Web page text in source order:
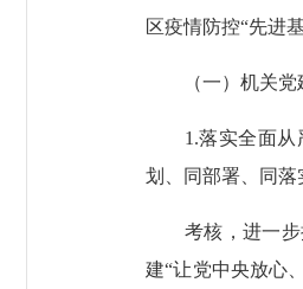
区疫情防控“先进
（一）机关党
1.落实全面从严
划、同部署、同落
考核，进一步推
建“让党中央放心